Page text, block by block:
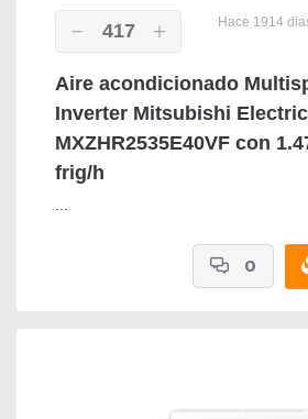
417 Hace 1914
Aire acondicionado
Inverter Mitsubishi Electric
MXZHR2535E40VF con
frig/h
0